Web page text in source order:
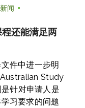
闻
还能满足两
件中进一步明
Study
针对申请人是
习要求的问题